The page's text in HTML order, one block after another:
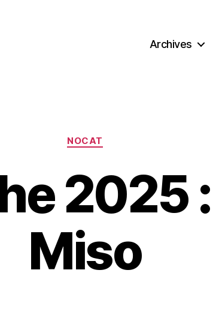
Archives
Categories
NOCAT
2025
Miso